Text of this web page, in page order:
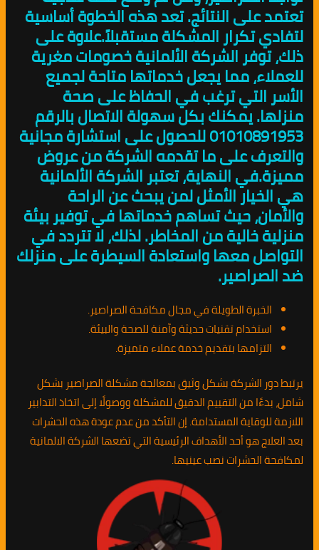
تعتمد على النتائج. تعد هذه الخطوة أساسية
لتفادي تكرار المشكلة مستقبلاً.علاوة على
ذلك، توفر الشركة الألمانية خصومات مغرية
للعملاء، مما يجعل خدماتها متاحة لجميع
الأسر التي ترغب في الحفاظ على صحة
منزلها. يمكنك بكل سهولة الاتصال بالرقم
01010891953 للحصول على استشارة مجانية
والتعرف على ما تقدمه الشركة من عروض
مميزة.في النهاية، تعتبر الشركة الألمانية
هي الخيار الأمثل لمن يبحث عن الراحة
والأمان، حيث تساهم خدماتها في توفير بيئة
منزلية خالية من المخاطر. لذلك، لا تتردد في
التواصل معها واستعادة السيطرة على منزلك
ضد الصراصير.
الخبرة الطويلة في مجال مكافحة الصراصير.
استخدام تقنيات حديثة وآمنة للصحة والبيئة.
التزامها بتقديم خدمة عملاء متميزة.
يرتبط دور الشركة بشكل وثيق بمعالجة مشكلة الصراصير بشكل
شامل، بدءًا من التقييم الدقيق للمشكلة ووصولًا إلى اتخاذ التدابير
اللازمة للوقاية المستدامة. إن التأكد من عدم عودة هذه الحشرات
بعد العلاج هو أحد الأهداف الرئيسية التي تضعها الشركة الالمانية
لمكافحة الحشرات نصب عينيها.